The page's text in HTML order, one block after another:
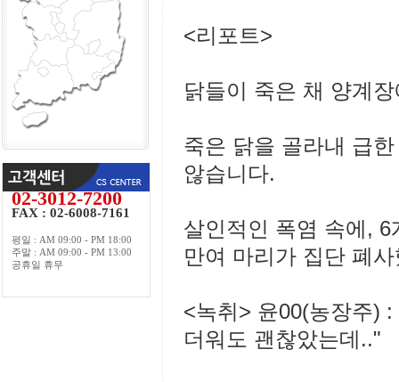
02-3012-7200
FAX : 02-6008-7161
평일 : AM 09:00 - PM 18:00
주말 : AM 09:00 - PM 13:00
공휴일 휴무
<리포트>
닭들이 죽은 채 양계
죽은 닭을 골라내 급
않습니다.
살인적인 폭염 속에,
만여 마리가 집단 폐
<녹취> 윤00(농장주)
더워도 괜찮았는데.."